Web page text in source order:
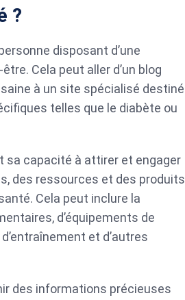
?
disposant d’une
Cela peut aller d’un blog
à un site spécialisé destiné
telles que le diabète ou
sa capacité à attirer et engager
des ressources et des produits
Cela peut inclure la
d’équipements de
et d’autres
des informations précieuses